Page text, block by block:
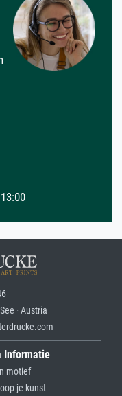
· Austria
Informatie
motief
je kunst